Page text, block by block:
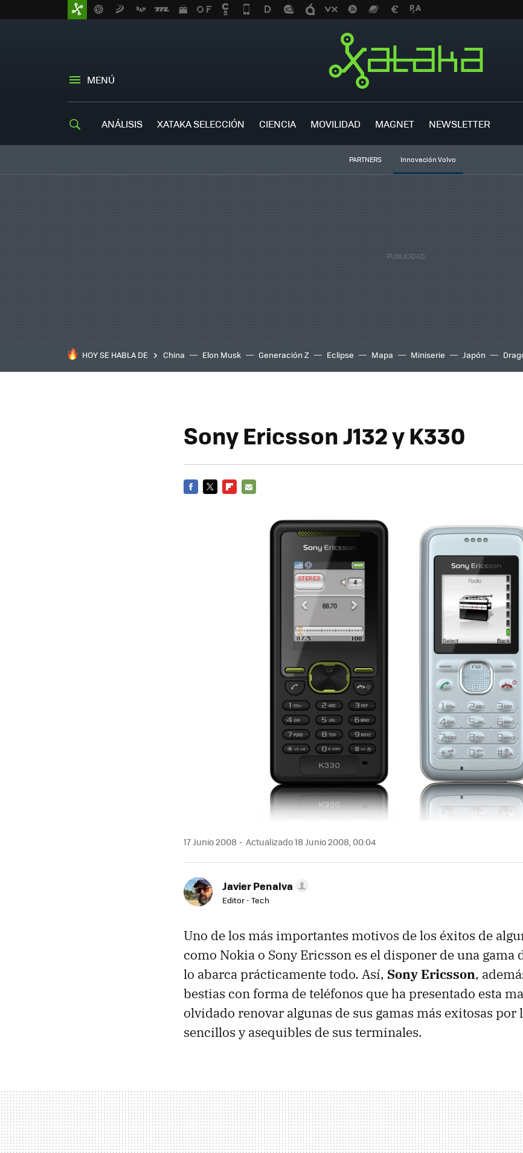
MENÚ
ANÁLISIS XATAKA SELECCIÓN CIENCIA MOVILIDAD MAGNET NEWSLETTER
PARTNERS Innovación Volvo
HOY SE HABLA DE China Elon Musk Generación Z Eclipse Mapa Miniserie Japón
Sony Ericsson J132 y K330
17 Junio 2008 Actualizado 18 Junio 2008, 00:04
Javier Penalva
Editor - Tech
Uno de los más importantes motivos de los éxitos de
como Nokia o Sony Ericsson es el disponer de una gama
lo abarca prácticamente todo. Así, Sony Ericsson,
bestias con forma de teléfonos que ha presentado esta
olvidado renovar algunas de sus gamas más exitosas por
sencillos y asequibles de sus terminales.